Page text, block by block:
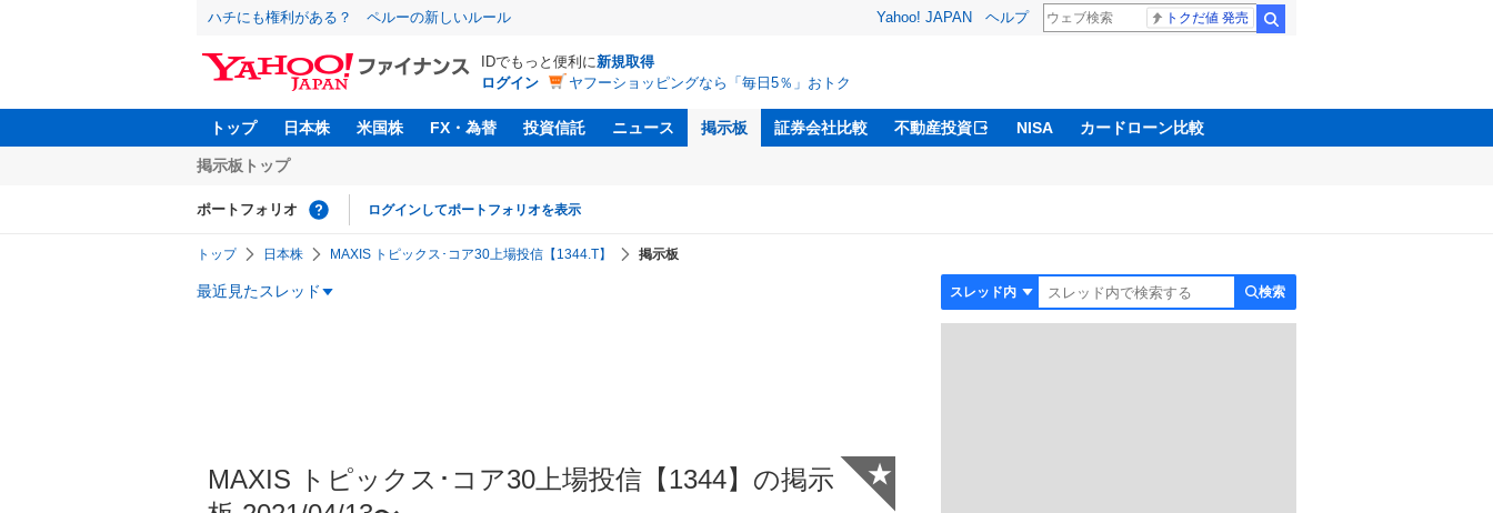
ハチにも権利がある？ ペルーの新しいルール Yahoo! JAPAN ヘルプ トクだ値 発売
IDでもっと便利に新規取得
ログイン
ヤフーショッピングなら「毎日5％」おトク
トップ 日本株 米国株 FX・為替 投資信託 ニュース 掲示板 証券会社比較 不動産投資 NISA カードローン比較
掲示板トップ
ポートフォリオ ログインしてポートフォリオを表示
トップ 日本株 MAXIS トピックス･コア30上場投信【1344.T】 掲示板
最近見たスレッド 検索
MAXIS トピックス･コア30上場投信【1344】の掲示
★